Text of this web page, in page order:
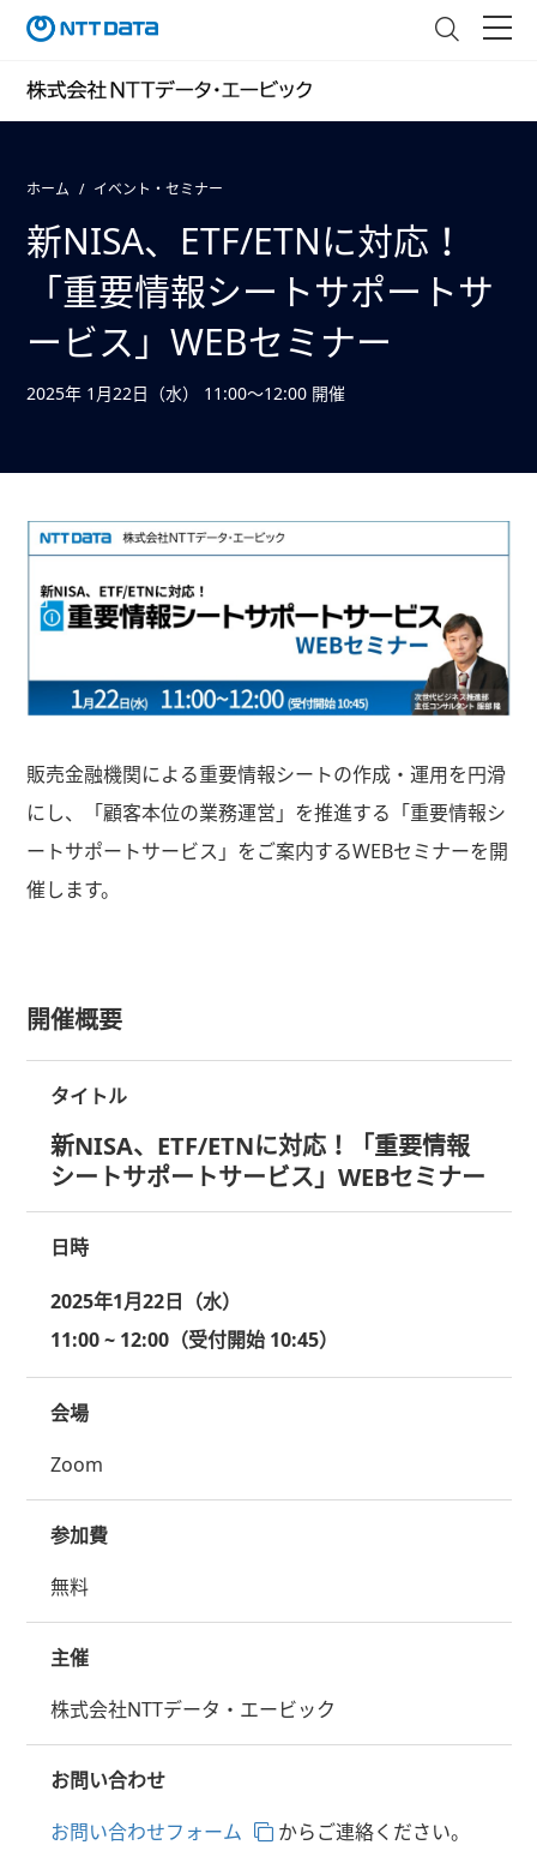
ホーム イベント・セミナー
新NISA、ETF/ETNに対応！
「重要情報シートサポートサ
ービス」WEBセミナー
2025年 1月22日（水） 11:00～12:00 開催
販売金融機関による重要情報シートの作成・運用を円滑
にし、「顧客本位の業務運営」を推進する「重要情報シ
ートサポートサービス」をご案内するWEBセミナーを開
催します。
開催概要
タイトル
新NISA、ETF/ETNに対応！「重要情報
シートサポートサービス」WEBセミナー
日時
2025年1月22日（水）
11:00 ~ 12:00（受付開始 10:45）
会場
Zoom
参加費
無料
主催
株式会社NTTデータ・エービック
お問い合わせ
お問い合わせフォーム
からご連絡ください。